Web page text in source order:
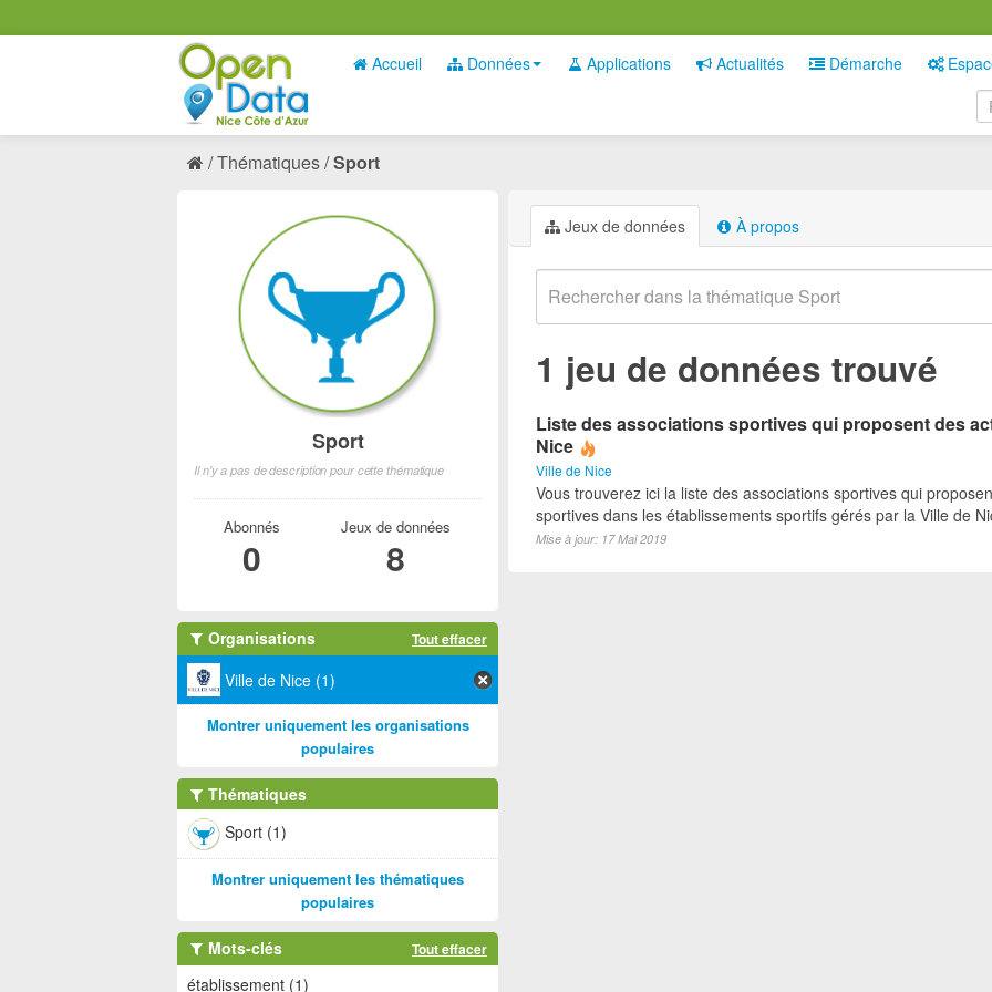
Accueil Données Applications Actualités Démarche
Thématiques Sport
Jeux de données À propos
1 jeu de données trouvé
Liste des associations sportives qui proposent des
Nice
Ville de Nice
Vous trouverez ici la liste des associations sportives qui
sportives dans les établissements sportifs gérés par la Ville de
Mise à jour: 17 Mai 2019
Sport
Il n'y a pas de description pour cette thématique
Abonnés
0
Jeux de données
8
Organisations Tout effacer
Ville de Nice (1)
Montrer uniquement les organisations
populaires
Thématiques
Sport (1)
Montrer uniquement les thématiques
populaires
Mots-clés Tout effacer
établissement (1)